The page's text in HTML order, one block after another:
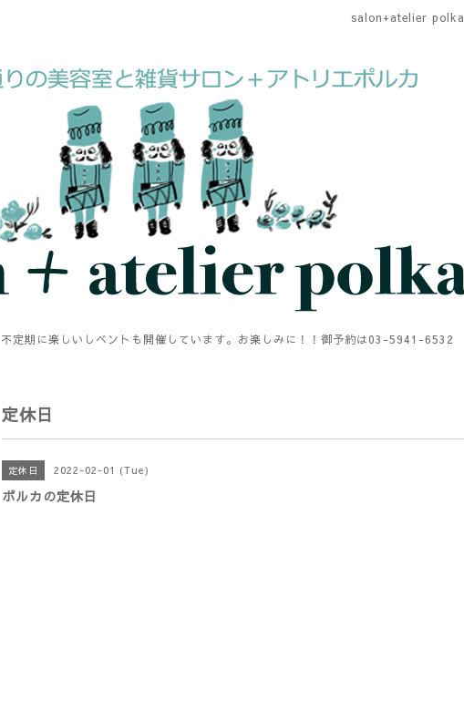
salon+atelier polka
定期に楽しいしベントも開催しています。お楽しみに！！御予約は03-5941-6532
定休日
定休日 2022-02-01 (Tue)
ポルカの定休日